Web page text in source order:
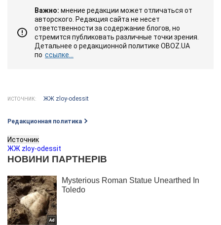
Важно: мнение редакции может отличаться от
авторского. Редакция сайта не несет
ответственности за содержание блогов, но
стремится публиковать различные точки зрения.
Детальнее о редакционной политике OBOZ.UA
по ссылке...
ИСТОЧНИК: ЖЖ zloy-odessit
Редакционная политика
Источник
ЖЖ zloy-odessit